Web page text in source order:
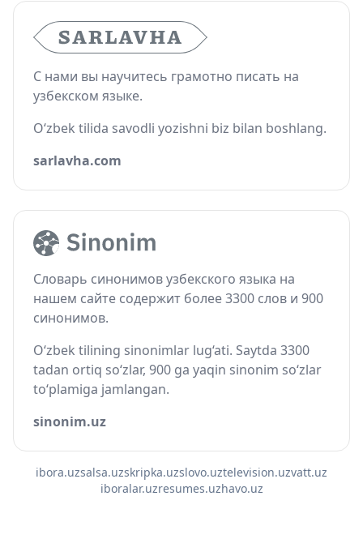
С нами вы научитесь грамотно писать на
узбекском языке.
O‘zbek tilida savodli yozishni biz bilan boshlang.
sarlavha.com
Словарь синонимов узбекского языка на
нашем сайте содержит более 3300 слов и 900
синонимов.
O‘zbek tilining sinonimlar lug‘ati. Saytda 3300
tadan ortiq so‘zlar, 900 ga yaqin sinonim so‘zlar
to‘plamiga jamlangan.
sinonim.uz
ibora.uzsalsa.uzskripka.uzslovo.uztelevision.uzvatt.uz
iboralar.uzresumes.uzhavo.uz